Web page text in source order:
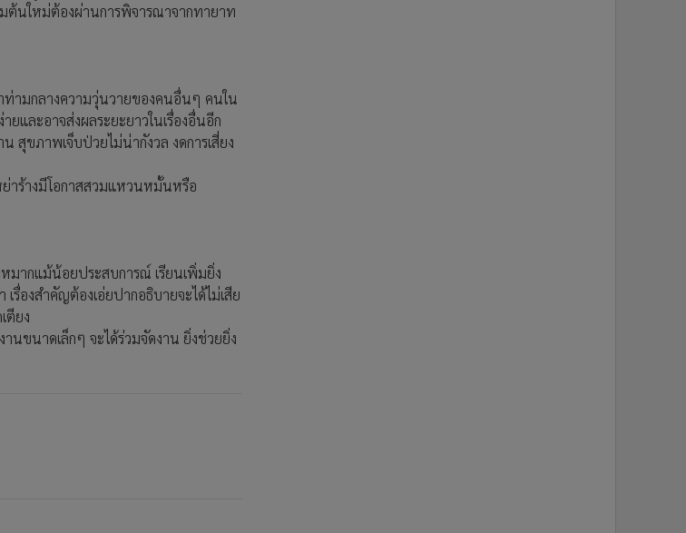
ต้นใหม่ต้องผ่านการพิจารณาจากทายาท
ท่ามกลางความวุ่นวายของคนอื่นๆ คนใน
ยและอาจส่งผลระยะยาวในเรื่องอื่นอีก
สุขภาพเจ็บป่วยไม่น่ากังวล งดการเสี่ยง
าร้างมีโอกาสสวมแหวนหมั้นหรือ
มากแม้น้อยประสบการณ์ เรียนเพิ่มยิ่ง
รื่องสำคัญต้องเอ่ยปากอธิบายจะได้ไม่เสีย
ตียง
นขนาดเล็กๆ จะได้ร่วมจัดงาน ยิ่งช่วยยิ่ง